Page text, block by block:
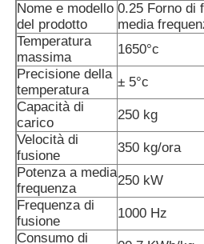
Caldaie a gas
caldaia a vapore della
Forno da laboratorio
Forno dell'essiccazione sotto
Macchina di fusione CCM
Nome e modello
del prodotto
0.25 Forno di
media
Temperatura
massima
1650°c
Precisione della
temperatura
± 5°c
Capacità di
carico
250 kg
Velocità di
fusione
350 kg/ora
Potenza a media
frequenza
250 kW
Frequenza di
fusione
1000 Hz
Consumo di